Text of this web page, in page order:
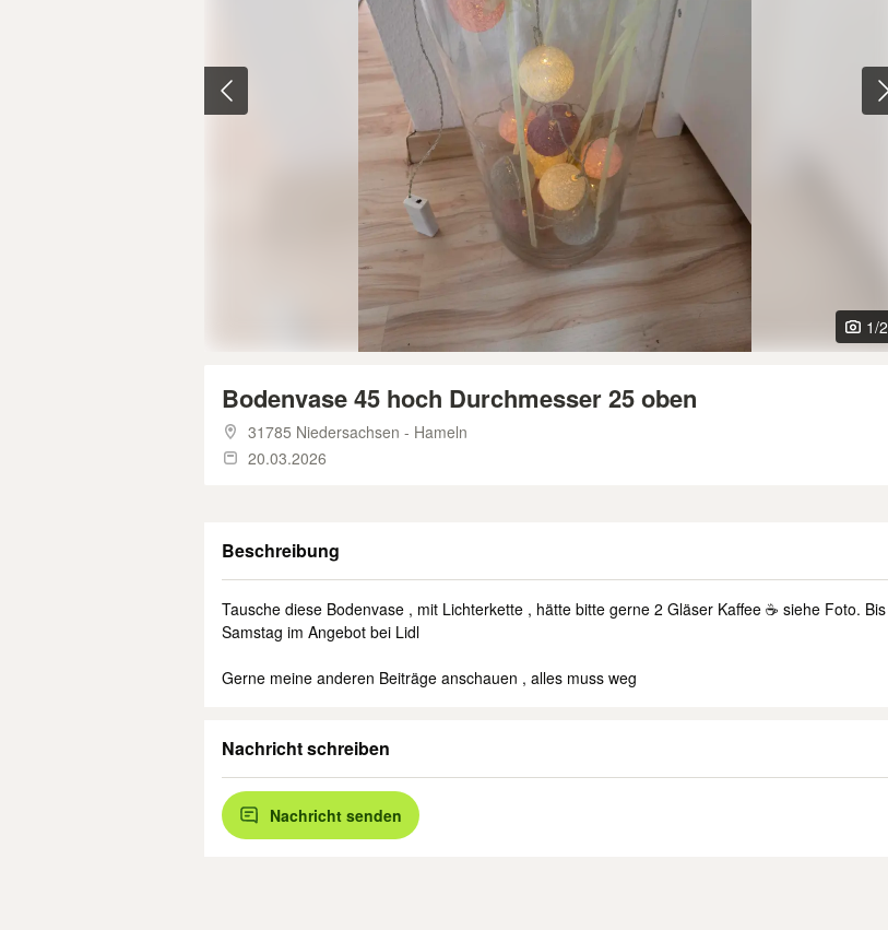
1/2
Bodenvase 45 hoch Durchmesser 25 oben
31785 Niedersachsen - Hameln
20.03.2026
Beschreibung
Tausche diese Bodenvase , mit Lichterkette , hätte bitte gerne 2 Gläser Kaffee ☕️ siehe Foto. Bis
Samstag im Angebot bei Lidl
Gerne meine anderen Beiträge anschauen , alles muss weg
Nachricht schreiben
Nachricht senden